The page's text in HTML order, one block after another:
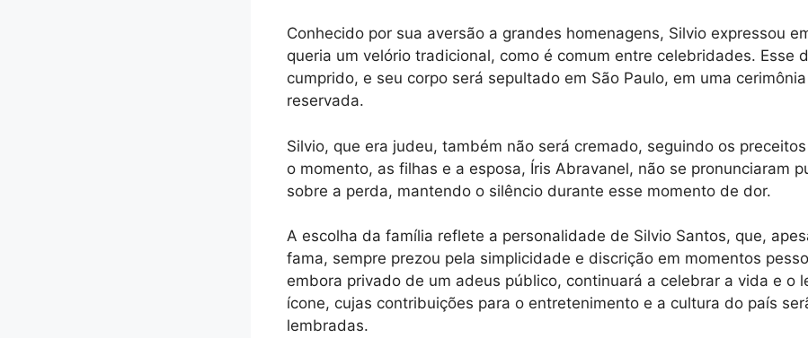
Conhecido por sua aversão a grandes homenagens, Silvio expressou
queria um velório tradicional, como é comum entre celebridades. Esse
cumprido, e seu corpo será sepultado em São Paulo, em uma
reservada.
Silvio, que era judeu, também não será cremado, seguindo os
o momento, as filhas e a esposa, Íris Abravanel, não se pronunciaram
sobre a perda, mantendo o silêncio durante esse momento de dor.
A escolha da família reflete a personalidade de Silvio Santos, que,
fama, sempre prezou pela simplicidade e discrição em momentos
embora privado de um adeus público, continuará a celebrar a vida e o
ícone, cujas contribuições para o entretenimento e a cultura do país
lembradas.